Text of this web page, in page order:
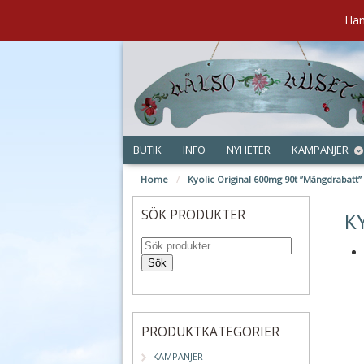
BUTIK INFO NYHETER KAMPANJER
Home / Kyolic Original 600mg 90t ”Mängdrabatt”
SÖK PRODUKTER
Sök
PRODUKTKATEGORIER
KAMPANJER